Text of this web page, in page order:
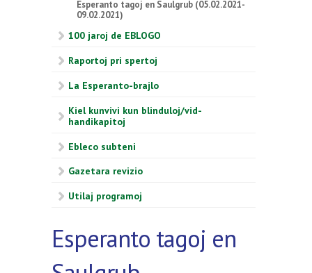
Esperanto tagoj en Saulgrub (05.02.2021-
09.02.2021)
100 jaroj de EBLOGO
Raportoj pri spertoj
La Esperanto-brajlo
Kiel kunvivi kun blinduloj/vid-
handikapitoj
Ebleco subteni
Gazetara revizio
Utilaj programoj
Esperanto tagoj en